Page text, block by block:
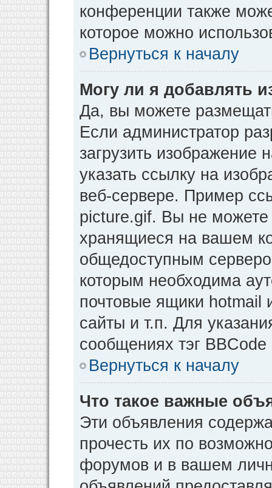
конференции также
которое можно
Вернуться к началу
Могу ли я добавлять
Да, вы можете
Если администратор
загрузить
указать ссылку на
веб-сервере. Пример
picture.gif. Вы не можете
хранящиеся на вашем
общедоступным
которым необходима
почтовые ящики
сайты и т.п. Для
сообщениях тэг BBCode
Вернуться к началу
Что такое важные
Эти объявления
прочесть их по
форумов и в вашем